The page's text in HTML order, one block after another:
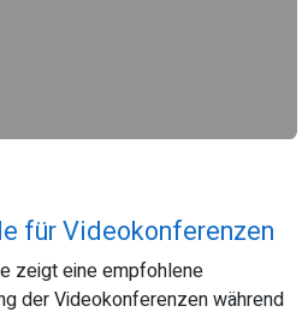
für Videokonferenzen
zeigt eine empfohlene
der Videokonferenzen während